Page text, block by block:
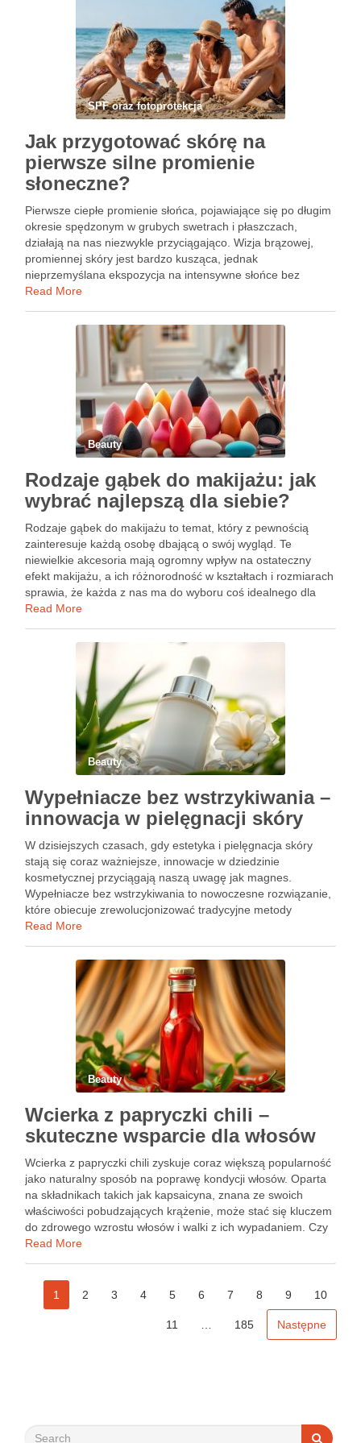
SPF oraz fotoprotekcja
Jak przygotować skórę na
pierwsze silne promienie
słoneczne?
Pierwsze ciepłe promienie słońca, pojawiające się po długim
okresie spędzonym w grubych swetrach i płaszczach,
działają na nas niezwykle przyciągająco. Wizja brązowej,
promiennej skóry jest bardzo kusząca, jednak
nieprzemyślana ekspozycja na intensywne słońce bez
wcześniejszego przygotowania może wyrządzić
ochronie dopiero w momencie pakowania …
Read More
Beauty
Rodzaje gąbek do makijażu: jak
wybrać najlepszą dla siebie?
Rodzaje gąbek do makijażu to temat, który z pewnością
zainteresuje każdą osobę dbającą o swój wygląd. Te
niewielkie akcesoria mają ogromny wpływ na ostateczny
efekt makijażu, a ich różnorodność w kształtach i rozmiarach
sprawia, że każda z nas ma do wyboru coś idealnego dla
siebie. Klasyczna gąbka w kształcie jajka, …
Read More
Beauty
Wypełniacze bez wstrzykiwania –
innowacja w pielęgnacji skóry
W dzisiejszych czasach, gdy estetyka i pielęgnacja skóry
stają się coraz ważniejsze, innowacje w dziedzinie
kosmetycznej przyciągają naszą uwagę jak magnes.
Wypełniacze bez wstrzykiwania to nowoczesne rozwiązanie,
które obiecuje zrewolucjonizować tradycyjne metody
poprawy wyglądu. Dzięki precyzyjnej aplikacji bez użycia
poprawę objętości w różnych …
Read More
Beauty
Wcierka z papryczki chili –
skuteczne wsparcie dla włosów
Wcierka z papryczki chili zyskuje coraz większą popularność
jako naturalny sposób na poprawę kondycji włosów. Oparta
na składnikach takich jak kapsaicyna, znana ze swoich
właściwości pobudzających krążenie, może stać się kluczem
do zdrowego wzrostu włosów i walki z ich wypadaniem. Czy
kiedykolwiek zastanawiałeś się, jak prosta mieszanka może
Read More
1 2 3 4 5 6 7 8 9 10
11 185 Następne